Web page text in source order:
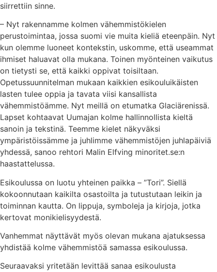
siirrettiin sinne.
– Nyt rakennamme kolmen vähemmistökielen
perustoimintaa, jossa suomi vie muita kieliä eteenpäin. Nyt
kun olemme luoneet kontekstin, uskomme, että useammat
ihmiset haluavat olla mukana. Toinen myönteinen vaikutus
on tietysti se, että kaikki oppivat toisiltaan.
Opetussuunnitelman mukaan kaikkien esikouluikäisten
lasten tulee oppia ja tavata viisi kansallista
vähemmistöämme. Nyt meillä on etumatka Glaciärenissä.
Lapset kohtaavat Uumajan kolme hallinnollista kieltä
sanoin ja tekstinä. Teemme kielet näkyväksi
ympäristöissämme ja juhlimme vähemmistöjen juhlapäiviä
yhdessä, sanoo rehtori Malin Elfving minoritet.se:n
haastattelussa.
Esikoulussa on luotu yhteinen paikka – ”Tori”. Siellä
kokoonnutaan kaikilta osastoilta ja tutustutaan leikin ja
toiminnan kautta. On lippuja, symboleja ja kirjoja, jotka
kertovat monikielisyydestä.
Vanhemmat näyttävät myös olevan mukana ajatuksessa
yhdistää kolme vähemmistöä samassa esikoulussa.
Seuraavaksi yritetään levittää sanaa esikoulusta